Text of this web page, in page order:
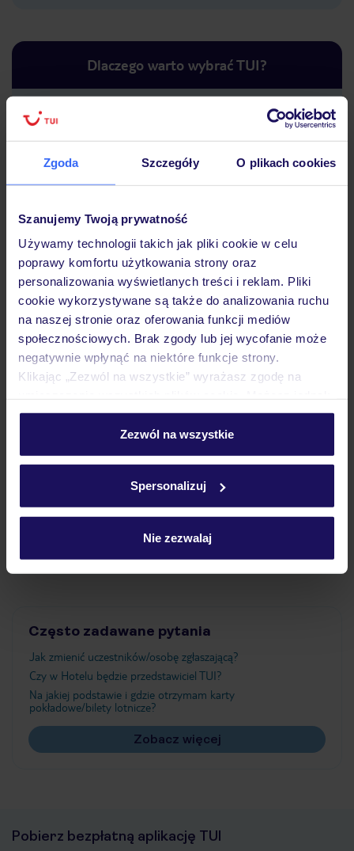
Zgoda Szczegóły O plikach cookies
Szanujemy Twoją prywatność
Używamy technologii takich jak pliki cookie w celu
poprawy komfortu użytkowania strony oraz
personalizowania wyświetlanych treści i reklam. Pliki
cookie wykorzystywane są także do analizowania ruchu
na naszej stronie oraz oferowania funkcji mediów
społecznościowych. Brak zgody lub jej wycofanie może
negatywnie wpłynąć na niektóre funkcje strony.
Klikając „Zezwól na wszystkie” wyrażasz zgodę na
personalizować swój wybór wchodząc w zakładkę
Szczegółowe informacje o plikach cookie znajdziesz
Zezwól na wszystkie
Spersonalizuj
Nie zezwalaj
Dlaczego warto wybrać TUI?
podróży w Polsce
Hotel
Opinie
Pokoje
Atrakcje
Ważne informacje
Często zadawane pytania
Jak zmienić uczestników/osobę zgłaszającą?
Czy w Hotelu będzie przedstawiciel TUI?
Na jakiej podstawie i gdzie otrzymam karty
pokładowe/bilety lotnicze?
Zobacz więcej
Pobierz bezpłatną aplikację TUI